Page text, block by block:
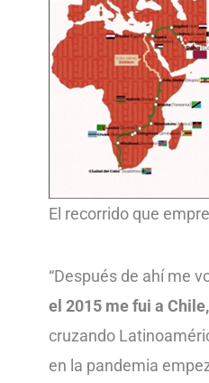
El recorrido que
“Después de ahí me
el 2015 me fui a
cruzando
en la pandemia